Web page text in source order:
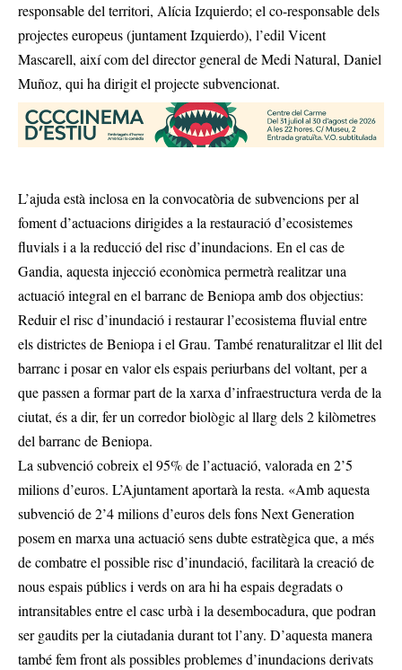
responsable del territori, Alícia Izquierdo; el co-responsable dels
projectes europeus (juntament Izquierdo), l’edil Vicent
Mascarell, així com del director general de Medi Natural, Daniel
Muñoz, qui ha dirigit el projecte subvencionat.
L’ajuda està inclosa en la convocatòria de subvencions per al
foment d’actuacions dirigides a la restauració d’ecosistemes
fluvials i a la reducció del risc d’inundacions. En el cas de
Gandia, aquesta injecció econòmica permetrà realitzar una
actuació integral en el barranc de Beniopa amb dos objectius:
Reduir el risc d’inundació i restaurar l’ecosistema fluvial entre
els districtes de Beniopa i el Grau. També renaturalitzar el llit del
barranc i posar en valor els espais periurbans del voltant, per a
que passen a formar part de la xarxa d’infraestructura verda de la
ciutat, és a dir, fer un corredor biològic al llarg dels 2 kilòmetres
del barranc de Beniopa.
La subvenció cobreix el 95% de l’actuació, valorada en 2’5
milions d’euros. L’Ajuntament aportarà la resta. «Amb aquesta
subvenció de 2’4 milions d’euros dels fons Next Generation
posem en marxa una actuació sens dubte estratègica que, a més
de combatre el possible risc d’inundació, facilitarà la creació de
nous espais públics i verds on ara hi ha espais degradats o
intransitables entre el casc urbà i la desembocadura, que podran
ser gaudits per la ciutadania durant tot l’any. D’aquesta manera
també fem front als possibles problemes d’inundacions derivats